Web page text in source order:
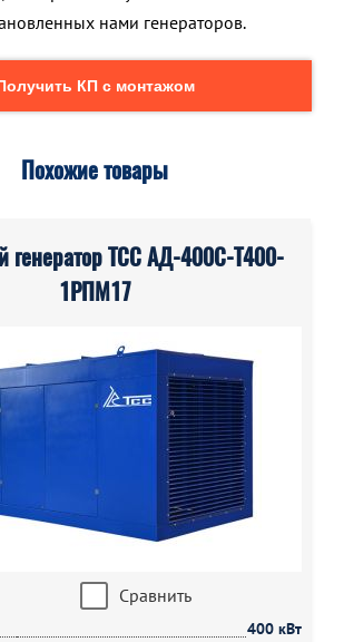
нами генераторов.
КП с монтажом
Похожие товары
генератор ТСС АД-400С-Т400-
1РПМ17
Сравнить
400 кВт